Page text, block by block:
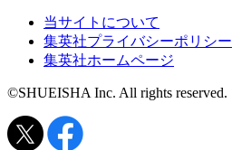
当サイトについて
集英社プライバシーポリシー
集英社ホームページ
©SHUEISHA Inc. All rights reserved.